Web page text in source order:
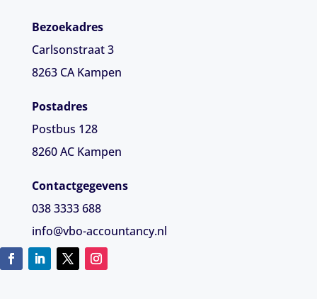
Bezoekadres
Carlsonstraat 3
8263 CA Kampen
Postadres
Postbus 128
8260 AC Kampen
Contactgegevens
038 3333 688
info@vbo-accountancy.nl